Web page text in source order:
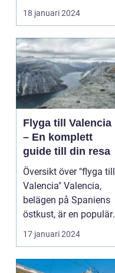
känt som Frankrike...
18 januari 2024
Flyga till Valencia
– En komplett
guide till din resa
Översikt över "flyga till
Valencia" Valencia,
belägen på Spaniens
östkust, är en populär
destinatio...
17 januari 2024